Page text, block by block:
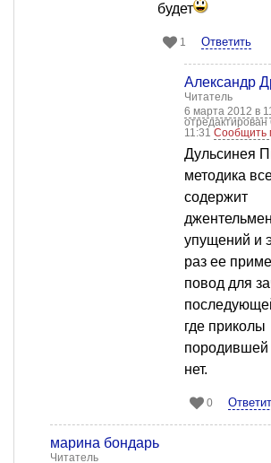
будет
1 Ответить
Александр
Читатель
6 марта 2012 в
11:31 Сообщить
Дульсинея
методика
содержит
упущений и
раз ее
повод для
где приколы
нет.
0
марина бондарь
Читатель